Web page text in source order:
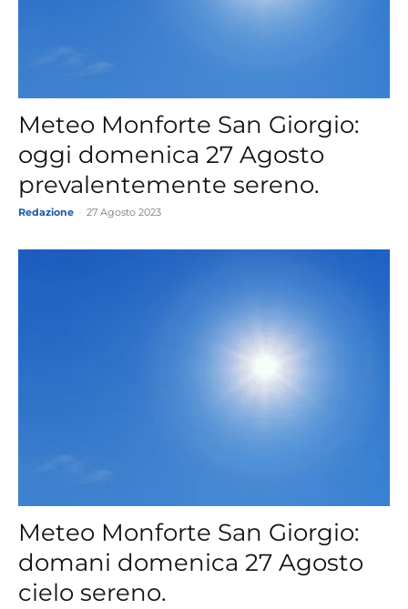
Meteo Monforte San Giorgio:
oggi domenica 27 Agosto
prevalentemente sereno.
Redazione 27 Agosto 2023
Meteo Monforte San Giorgio:
domani domenica 27 Agosto
cielo sereno.